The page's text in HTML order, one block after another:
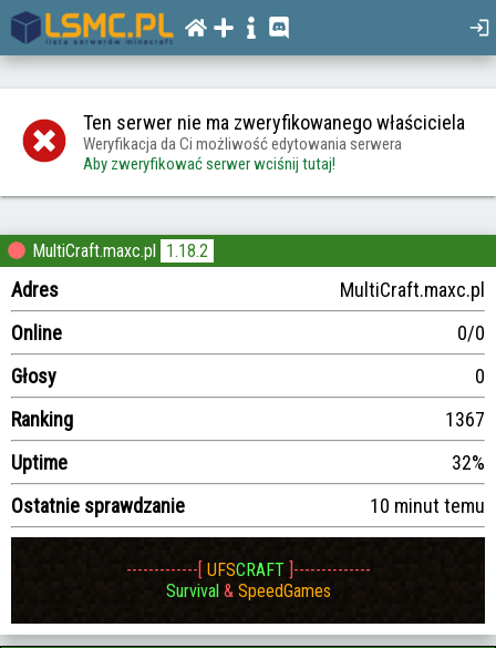
Ten serwer nie ma zweryfikowanego właściciela
Weryfikacja da Ci możliwość edytowania serwera
Aby zweryfikować serwer wciśnij tutaj!
MultiCraft.maxc.pl 1.18.2
Adres
MultiCraft.maxc.pl
Online
0/0
Głosy
0
Ranking
1367
Uptime
32%
Ostatnie sprawdzanie
10 minut temu
-------------[ UFSCRAFT ]--------------
Survival & SpeedGames